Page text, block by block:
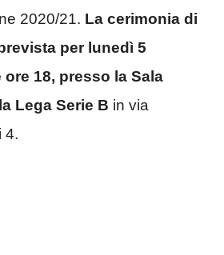
2020/21. La cerimonia di
per lunedì 5
18, presso la Sala
Lega Serie B in via
4.